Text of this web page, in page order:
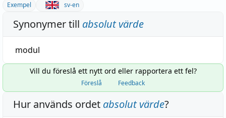
Exempel sv-en
Synonymer till absolut värde
modul
Vill du föreslå ett nytt ord eller rapportera ett fel?
Föreslå Feedback
Hur används ordet absolut värde?